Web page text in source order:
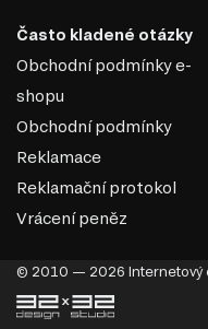
bezpečných pryskyřic,
MDF je univerzální
pevnost a dostupnost,
výrobu nábytku v
Často kladené otázky
Obchodní podmínky e-
shopu
Obchodní podmínky
Reklamace
Reklamační protokol
Vrácení peněz
© 2010 — 2026 Internetový